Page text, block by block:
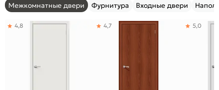
Межкомнатные двери Фурнитура Входные двери
4,8 4,7 5,0